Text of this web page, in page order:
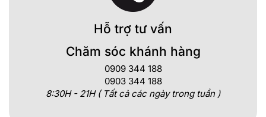
Hỗ trợ tư vấn
Chăm sóc khánh hàng
0909 344 188
0903 344 188
8:30H - 21H ( Tất cả các ngày trong tuần )